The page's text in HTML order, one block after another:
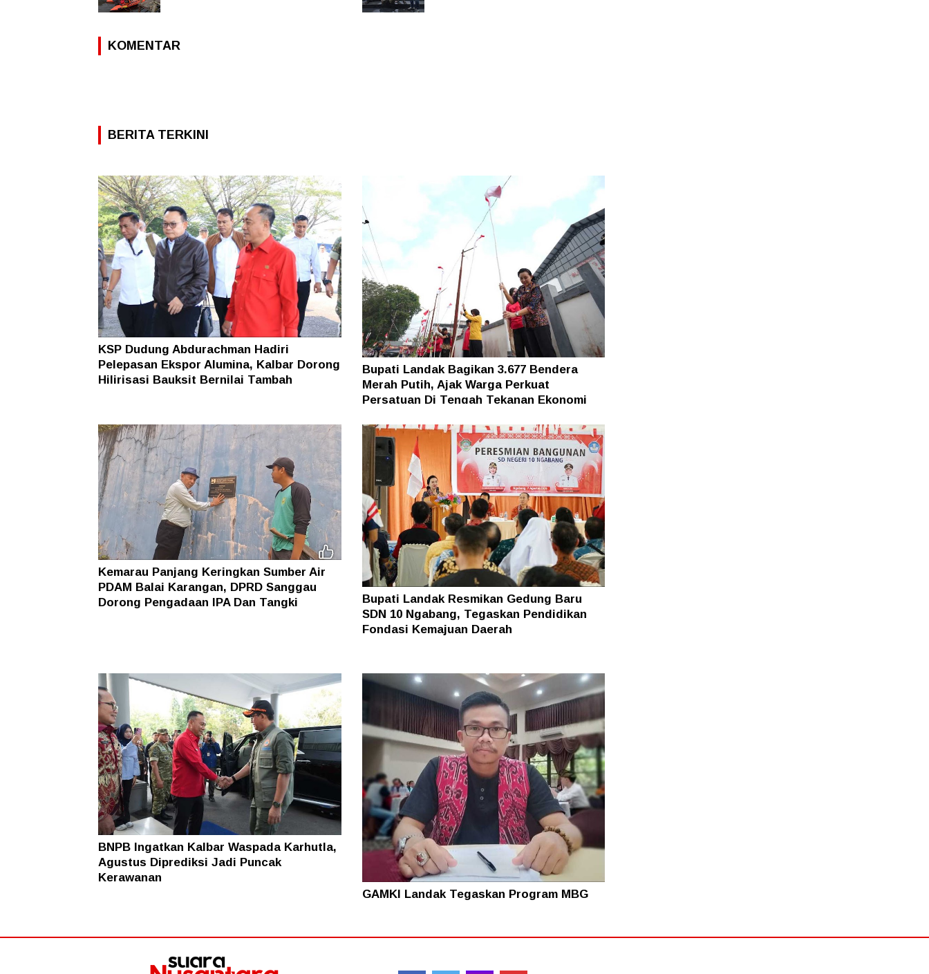
KOMENTAR
BERITA TERKINI
KSP Dudung Abdurachman Hadiri
Pelepasan Ekspor Alumina, Kalbar Dorong
Hilirisasi Bauksit Bernilai Tambah
Bupati Landak Bagikan 3.677 Bendera
Merah Putih, Ajak Warga Perkuat
Persatuan Di Tengah Tekanan Ekonomi
Kemarau Panjang Keringkan Sumber Air
PDAM Balai Karangan, DPRD Sanggau
Dorong Pengadaan IPA Dan Tangki
Bupati Landak Resmikan Gedung Baru
SDN 10 Ngabang, Tegaskan Pendidikan
Fondasi Kemajuan Daerah
BNPB Ingatkan Kalbar Waspada Karhutla,
Agustus Diprediksi Jadi Puncak
Kerawanan
GAMKI Landak Tegaskan Program MBG